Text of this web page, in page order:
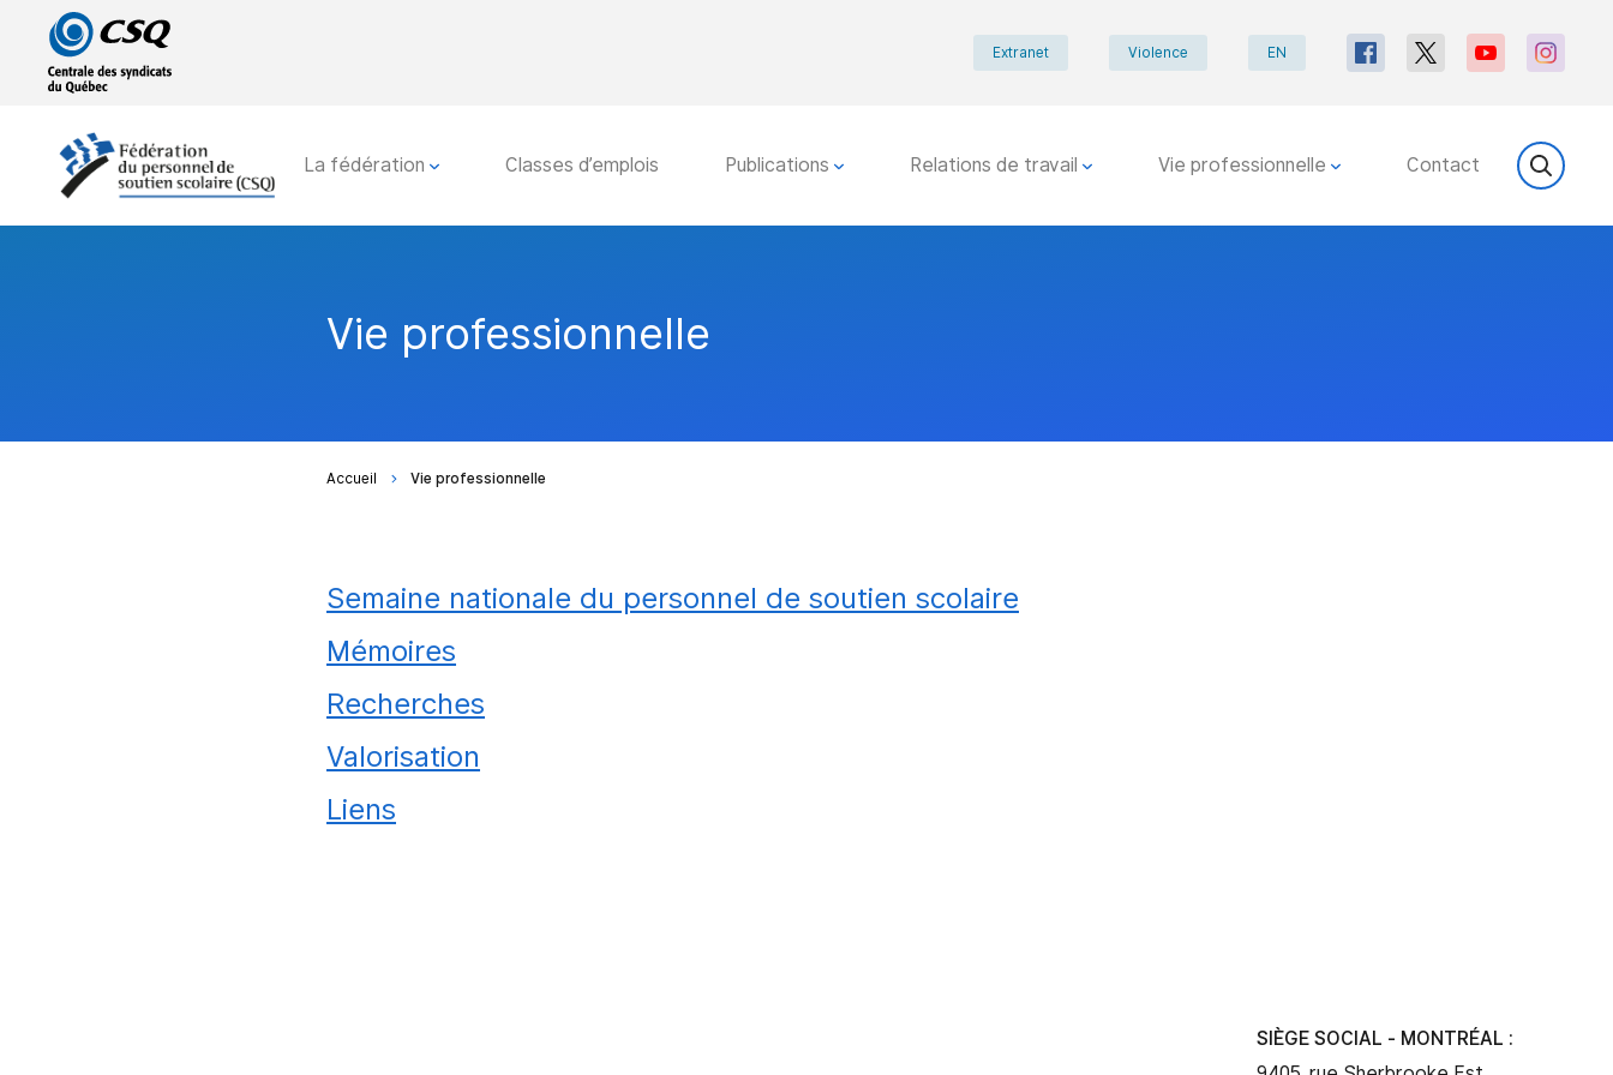
Passer
menu
principal
Passer
contenu
Extranet Violence EN
La fédération Classes d’emplois Publications Relations de travail Vie professionnelle Contact
Vie professionnelle
Accueil Vie professionnelle
Semaine nationale du personnel de soutien scolaire
Mémoires
Recherches
Valorisation
Liens
SIÈGE SOCIAL - MONTRÉAL :